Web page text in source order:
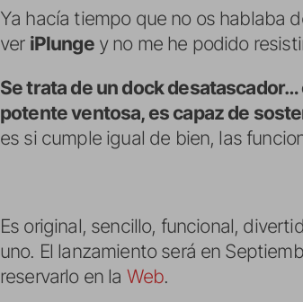
Ya hacía tiempo que no os hablaba
ver iPlungey no me he podido
Se trata de un dock
potente ventosa, es capaz de
es si cumple igual de bien, las
Es original, sencillo, funcional,
uno. El lanzamiento será en
reservarlo en la Web.